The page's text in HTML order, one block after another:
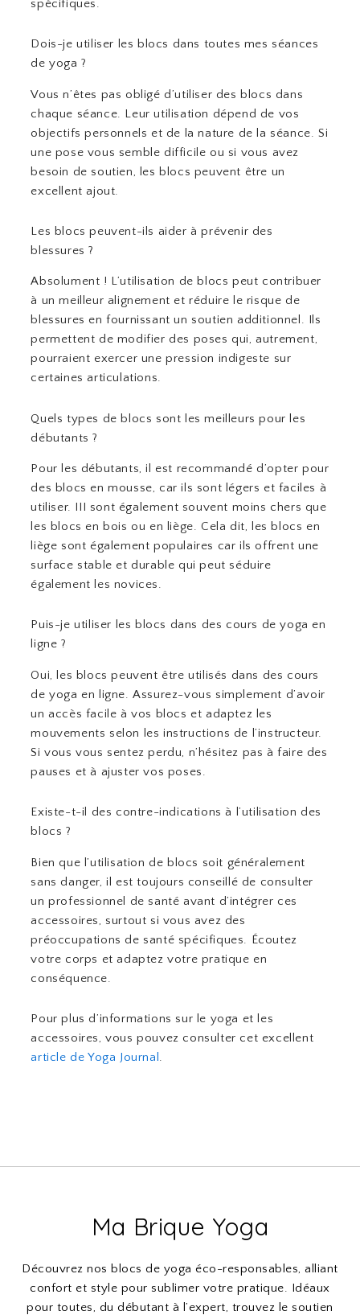
spécifiques.
Dois-je utiliser les blocs dans toutes mes séances
de yoga ?
Vous n’êtes pas obligé d’utiliser des blocs dans
chaque séance. Leur utilisation dépend de vos
objectifs personnels et de la nature de la séance. Si
une pose vous semble difficile ou si vous avez
besoin de soutien, les blocs peuvent être un
excellent ajout.
Les blocs peuvent-ils aider à prévenir des
blessures ?
Absolument ! L’utilisation de blocs peut contribuer
à un meilleur alignement et réduire le risque de
blessures en fournissant un soutien additionnel. Ils
permettent de modifier des poses qui, autrement,
pourraient exercer une pression indigeste sur
certaines articulations.
Quels types de blocs sont les meilleurs pour les
débutants ?
Pour les débutants, il est recommandé d’opter pour
des blocs en mousse, car ils sont légers et faciles à
utiliser. III sont également souvent moins chers que
les blocs en bois ou en liège. Cela dit, les blocs en
liège sont également populaires car ils offrent une
surface stable et durable qui peut séduire
également les novices.
Puis-je utiliser les blocs dans des cours de yoga en
ligne ?
Oui, les blocs peuvent être utilisés dans des cours
de yoga en ligne. Assurez-vous simplement d’avoir
un accès facile à vos blocs et adaptez les
mouvements selon les instructions de l’instructeur.
Si vous vous sentez perdu, n’hésitez pas à faire des
pauses et à ajuster vos poses.
Existe-t-il des contre-indications à l’utilisation des
blocs ?
Bien que l’utilisation de blocs soit généralement
sans danger, il est toujours conseillé de consulter
un professionnel de santé avant d’intégrer ces
accessoires, surtout si vous avez des
préoccupations de santé spécifiques. Écoutez
votre corps et adaptez votre pratique en
conséquence.
Pour plus d’informations sur le yoga et les
accessoires, vous pouvez consulter cet excellent
article de Yoga Journal .
Ma Brique Yoga
Découvrez nos blocs de yoga éco-responsables, alliant
confort et style pour sublimer votre pratique. Idéaux
pour toutes, du débutant à l’expert, trouvez le soutien